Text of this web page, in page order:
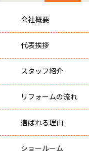
会社概要
代表挨拶
スタッフ紹介
リフォームの流れ
選ばれる理由
ショールーム